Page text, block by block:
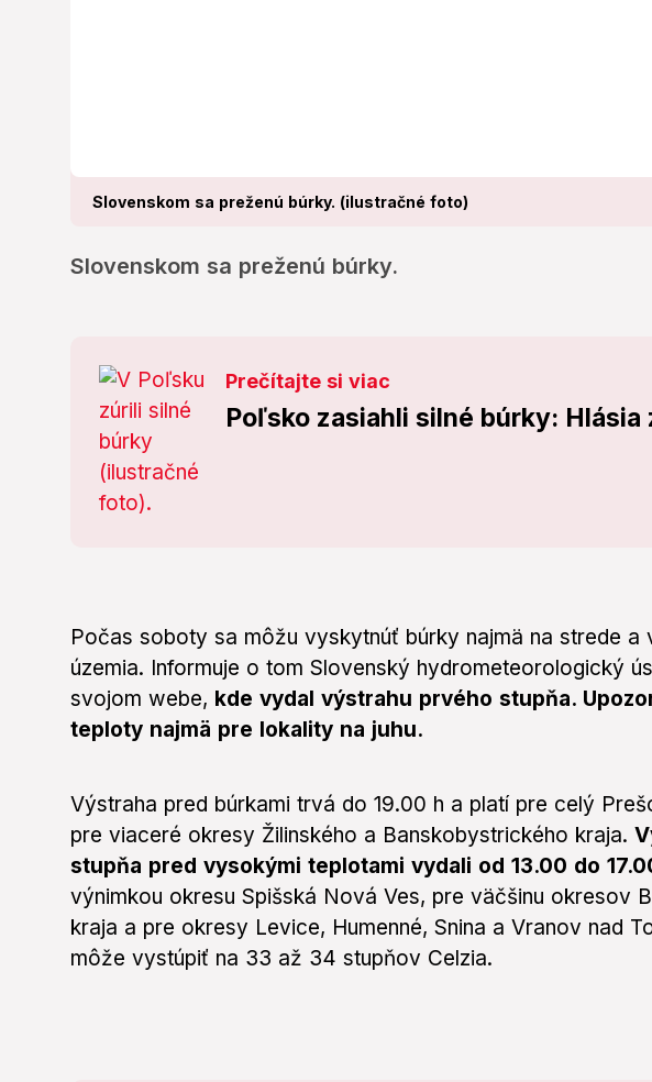
Slovenskom sa preženú búrky. (ilustračné foto)
Slovenskom sa preženú búrky.
Prečítajte si viac
Poľsko zasiahli silné búrky: Hlásia
Počas soboty sa môžu vyskytnúť búrky najmä na strede a
územia. Informuje o tom Slovenský hydrometeorologický
svojom webe, kde vydal výstrahu prvého stupňa.
teploty najmä pre lokality na juhu.
Výstraha pred búrkami trvá do 19.00 h a platí pre celý
pre viaceré okresy Žilinského a Banskobystrického kraja.
stupňa pred vysokými teplotami vydali od 13.00 do
výnimkou okresu Spišská Nová Ves, pre väčšinu okresov
kraja a pre okresy Levice, Humenné, Snina a Vranov nad
môže vystúpiť na 33 až 34 stupňov Celzia.